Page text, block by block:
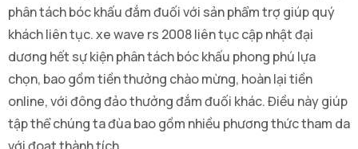
phân tách bóc khấu đắm đuối với sản phẩm trợ giúp quý
khách liên tục. xe wave rs 2008 liên tục cập nhật đại
dương hết sự kiện phân tách bóc khấu phong phú lựa
chọn, bao gồm tiền thưởng chào mừng, hoàn lại tiền
online, với đông đảo thưởng đắm đuối khác. Điều này giúp
tập thể chúng ta đùa bao gồm nhiều phương thức tham da